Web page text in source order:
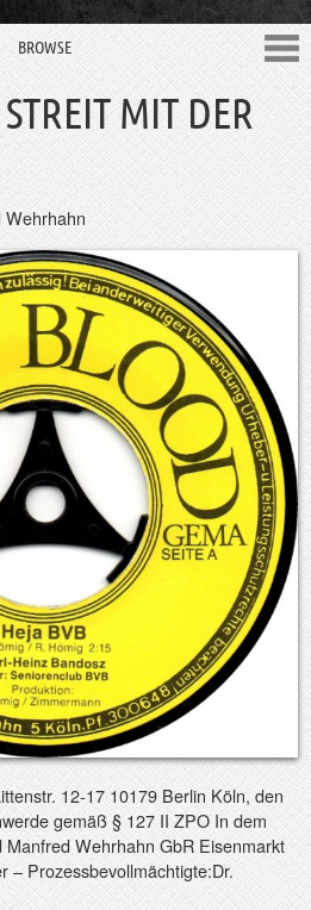
BROWSE
MIT DER
Wehrhahn
12-17 10179 Berlin Köln, den
gemäß § 127 II ZPO In dem
Wehrhahn GbR Eisenmarkt
– Prozessbevollmächtigte:Dr.